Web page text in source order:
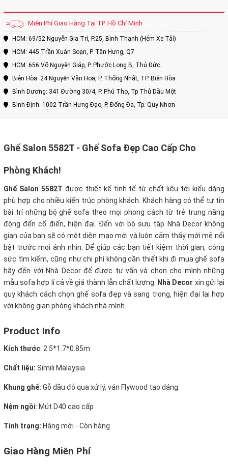
Miễn Phí Giao Hàng Tại TP. Hồ Chí Minh
HCM: 69/52 Nguyễn Gia Trí, P.25, Bình Thạnh (Hẻm Xe Tải)
HCM: 445 Trần Xuân Soạn, P. Tân Hưng, Q7
HCM: 656 Võ Nguyên Giáp, P. Phước Long B, Thủ Đức.
Biên Hòa: 24 Nguyễn Văn Hoa, P. Thống Nhất, TP. Biên Hòa
Bình Dương: 341 Đường 30/4, P. Phú Thọ, Tp Thủ Dầu Một
Bình Định: 1002 Trần Hưng Đạo, P. Đống Đa, Tp. Quy Nhơn
Ghế Salon 5582T - Ghế Sofa Đẹp Cao Cấp Cho
Phòng Khách!
Ghế Salon 5582T được thiết kế tinh tế từ chất liệu tới kiểu dáng
phù hợp cho nhiều kiến trúc phòng khách. Khách hàng có thể tự tin
bài trí những bộ ghế sofa theo mọi phong cách từ trẻ trung năng
động đến cổ điển, hiện đại. Đến với bộ sưu tập Nhà Decor không
gian của bạn sẽ có một diện mạo mới và luôn cảm thấy mới mẻ nổi
bật trước mọi ánh nhìn. Để giúp các bạn tiết kiệm thời gian, công
sức tìm kiếm, cũng như chi phí không cần thiết khi đi mua ghế sofa
hãy đến với Nhà Decor để được tư vấn và chọn cho mình những
mẫu sofa hợp lí cả về giá thành lẫn chất lượng. Nhà Decor xin gửi lại
quy khách cách chọn ghế sofa đẹp và sang trọng, hiện đại lại hợp
với không gian phòng khách nhà mình.
Product Info
Kích thước: 2.5*1.7*0.85m
Chất liệu: Simili Malaysia.
Khung ghế: Gỗ dầu đỏ qua xử lý, ván Flywood tạo dáng.
Nệm ngồi: Mút D40 cao cấp
Tình trạng: Hàng mới - Còn hàng
Giao Hàng Miễn Phí